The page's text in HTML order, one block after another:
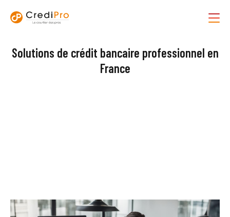
Solutions de crédit bancaire professionnel en
France